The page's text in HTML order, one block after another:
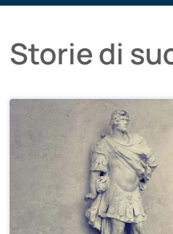
Storie di